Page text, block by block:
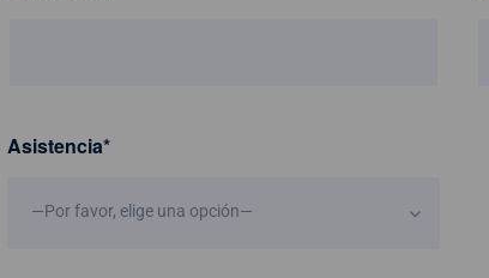
Asistencia*
—Por favor, elige una opción—